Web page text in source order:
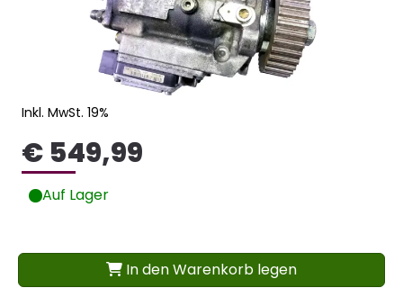
Inkl. MwSt. 19%
€ 549,99
Auf Lager
In den Warenkorb legen